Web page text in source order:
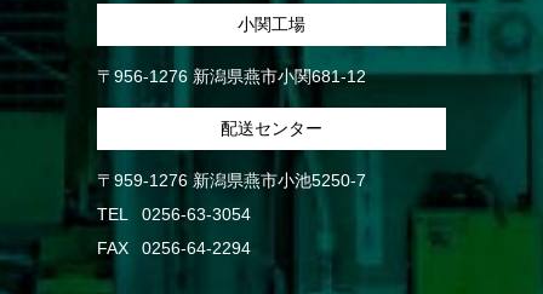
小関工場
〒956-1276 新潟県燕市小関681-12
配送センター
〒959-1276 新潟県燕市小池5250-7
TEL
0256-63-3054
FAX
0256-64-2294